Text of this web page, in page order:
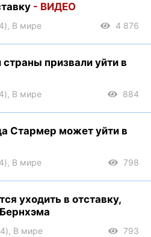
- ВИДЕО
В мире 4 876
призвали уйти в
В мире 884
Стармер может уйти в
В мире 798
уходить в отставку,
В мире 793